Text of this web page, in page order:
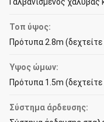
Τοπ ύψος:
Πρότυπα 2.8m
Ύψος ώμων:
Πρότυπα 1.5m
Σύστημα άρδευσης: